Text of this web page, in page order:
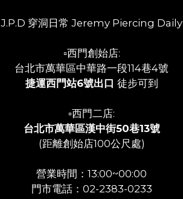
J.P.D 穿洞日常 Jeremy Piercing Daily
▫️西門創始店:
台北市萬華區中華路一段114巷4號
捷運西門站6號出口 徒步可到
▫️西門二店:
台北市萬華區漢中街50巷13號
(距離創始店100公尺處)
營業時間：13:00~00:00
門市電話：02-2383-0233